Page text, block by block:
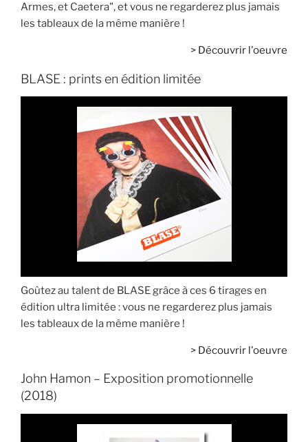
Armes, et Caetera", et vous ne regarderez plus jamais
les tableaux de la même manière !
> Découvrir l'oeuvre
BLASE : prints en édition limitée
Goûtez au talent de BLASE grâce à ces 6 tirages en
édition ultra limitée : vous ne regarderez plus jamais
les tableaux de la même manière !
> Découvrir l'oeuvre
John Hamon – Exposition promotionnelle
(2018)